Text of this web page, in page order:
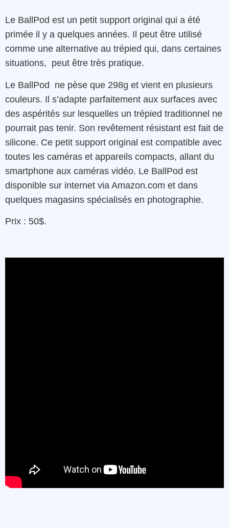
Le BallPod est un petit support original qui a été
primée il y a quelques années. Il peut être utilisé
comme une alternative au trépied qui, dans certaines
situations, peut être très pratique.
Le BallPod ne pèse que 298g et vient en plusieurs
couleurs. Il s’adapte parfaitement aux surfaces avec
des aspérités sur lesquelles un trépied traditionnel ne
pourrait pas tenir. Son revêtement résistant est fait de
silicone. Ce petit support original est compatible avec
toutes les caméras et appareils compacts, allant du
smartphone aux caméras vidéo. Le BallPod est
disponible sur internet via Amazon.com et dans
quelques magasins spécialisés en photographie.
Prix : 50$.